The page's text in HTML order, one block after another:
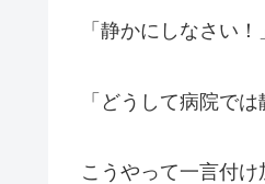
「静かにしなさい！
「どうして病院で
こうやって一言付け